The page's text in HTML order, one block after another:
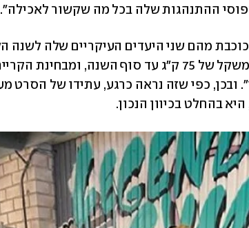
ההתנהגות שלה בכל מה שקשור לאכילה".
בהחלט בכיוון הנכון.